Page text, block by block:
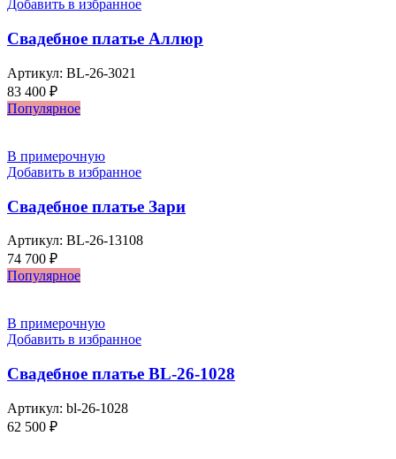
Добавить в избранное
Свадебное платье Аллюр
Артикул: BL-26-3021
83 400 ₽
Популярное
В примерочную
Добавить в избранное
Свадебное платье Зари
Артикул: BL-26-13108
74 700 ₽
Популярное
В примерочную
Добавить в избранное
Свадебное платье BL-26-1028
Артикул: bl-26-1028
62 500 ₽